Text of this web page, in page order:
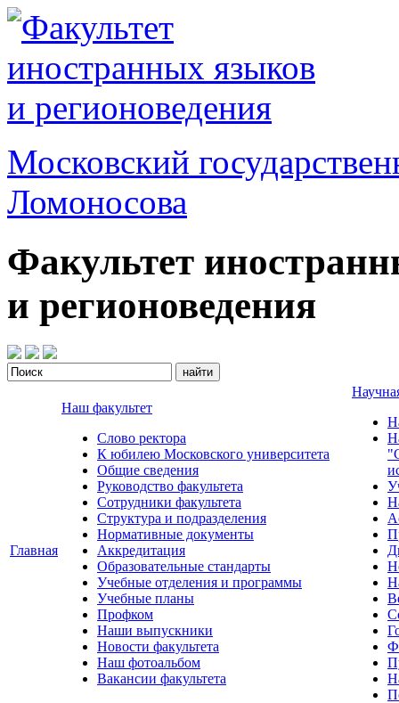
Московский
Ломоносова
Факультет
и регионоведения
Главная
Наш факультет
Слово ректора
К юбилею Московского университета
Общие сведения
Руководство факультета
Сотрудники факультета
Структура и подразделения
Нормативные документы
Аккредитация
Образовательные стандарты
Учебные отделения и программы
Учебные планы
Профком
Наши выпускники
Новости факультета
Наш фотоальбом
Вакансии факультета